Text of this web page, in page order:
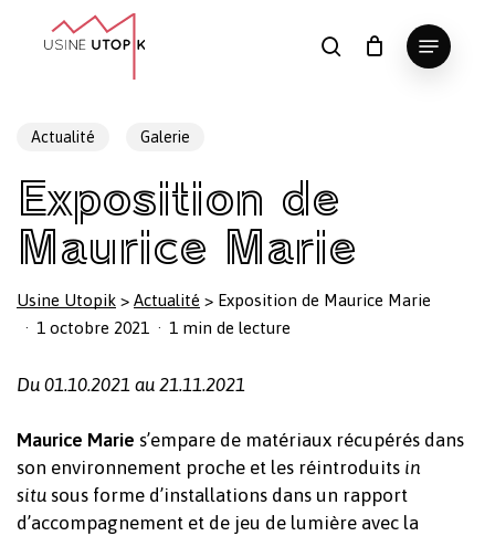
search
Menu
Panier Fermer
le
Actualité Galerie
Exposition de
Maurice Marie
Usine Utopik > Actualité > Exposition de Maurice Marie
1 octobre 2021
1 min de lecture
Du 01.10.2021 au 21.11.2021
Maurice Marie s’empare de matériaux récupérés dans
son environnement proche et les réintroduits in
situ sous forme d’installations dans un rapport
d’accompagnement et de jeu de lumière avec la
Close